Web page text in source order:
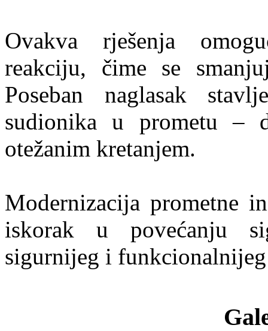
Ovakva rješenja
reakciju, čime se
Poseban naglasak
sudionika u prometu –
otežanim kretanjem.
Modernizacija prometne
iskorak u povećanju
sigurnijeg i